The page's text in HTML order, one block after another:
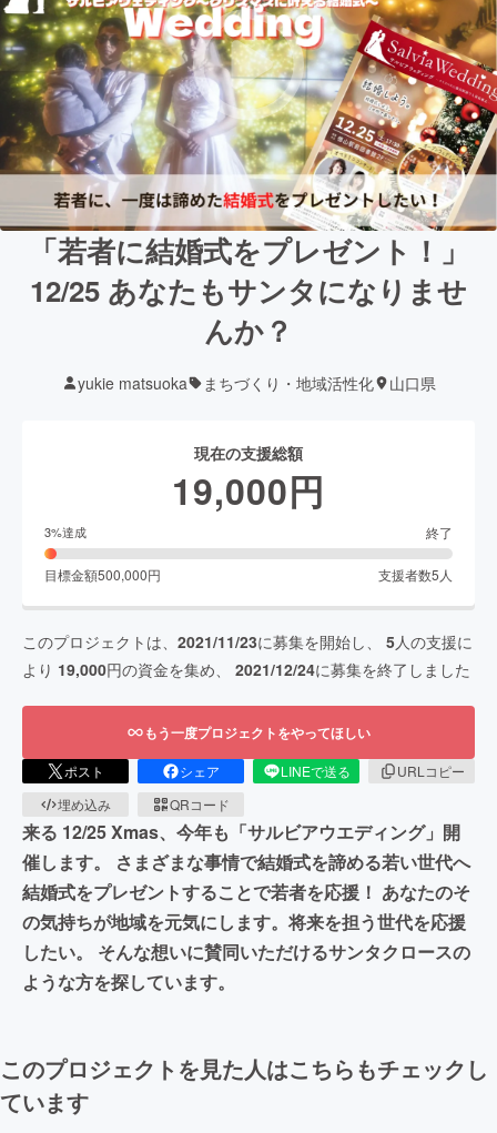
「若者に結婚式をプレゼント！」
12/25 あなたもサンタになりませ
んか？
yukie matsuoka まちづくり・地域活性化 山口県
現在の支援総額
19,000円
3%達成 終了
目標金額500,000円 支援者数5 人
このプロジェクトは、 2021/11/23に募集を開始し、 5人の支援に
より 19,000円の資金を集め、 2021/12/24に募集を終了しました
もう一度プロジェクトをやってほしい
ポスト シェア LINEで送る
URLコピー
埋め込み
QRコード
来る 12/25 Xmas、今年も「サルビアウエディング」開
催します。 さまざまな事情で結婚式を諦める若い世代へ
結婚式をプレゼントすることで若者を応援！ あなたのそ
の気持ちが地域を元気にします。将来を担う世代を応援
したい。 そんな想いに賛同いただけるサンタクロースの
ような方を探しています。
このプロジェクトを見た人はこちらもチェックし
ています